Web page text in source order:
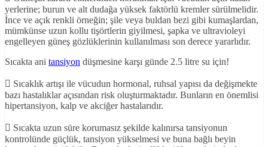
yerlerine; burun ve alt dudağa yüksek faktörlü kremler sürülmelidir.
İnce ve açık renkli örneğin; şile veya buldan bezi gibi kumaşlardan,
mümkünse uzun kollu tişörtlerin giyilmesi, şapka ve ultravioleyi
engelleyen güneş gözlüklerinin kullanılması son derece yararlıdır.
Sıcakta ani tansiyon düşmesine karşı günde 2.5 litre su için!
 Sıcaklık artışı ile vücudun hormonal, ruhsal yapısı da değişmekte
bazı hastalıklar açısından risk oluşturmaktadır. Bunların en önemlisi
hipertansiyon, kalp ve akciğer hastalarıdır.
 Sıcakta uzun süre korumasız şekilde kalınırsa tansiyonun
kontrolünde güçlük, tansiyon yükselmesi ve buna bağlı beyin